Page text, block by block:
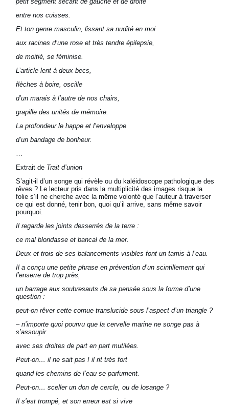
entre nos cuisses.
Et ton genre masculin, lissant sa nudité en moi
aux racines d’une rose et très tendre épilepsie,
de moitié, se féminise.
L’article lent à deux becs,
flèches à boire, oscille
d’un marais à l’autre de nos chairs,
grapille des unités de mémoire.
La profondeur le happe et l’enveloppe
d’un bandage de bonheur.
…
Extrait de Trait d’union
S’agit-il d’un songe qui révèle ou du kaléidoscope pathologique des
rêves ? Le lecteur pris dans la multiplicité des images risque la
folie s’il ne cherche avec la même volonté que l’auteur à traverser
ce qui est donné, tenir bon, quoi qu’il arrive, sans même savoir
pourquoi.
Il regarde les joints desserrés de la terre :
ce mal blondasse et bancal de la mer.
Deux et trois de ses balancements visibles font un tamis à l’eau.
Il a conçu une petite phrase en prévention d’un scintillement qui
l’enserre de trop près,
un barrage aux soubresauts de sa pensée sous la forme d’une
question :
peut-on rêver cette cornue translucide sous l’aspect d’un triangle ?
– n’importe quoi pourvu que la cervelle marine ne songe pas à
s’assoupir
avec ses droites de part en part mutilées.
Peut-on… il ne sait pas ! il rit très fort
quand les chemins de l’eau se parfument.
Peut-on… sceller un don de cercle, ou de losange ?
Il s’est trompé, et son erreur est si vive